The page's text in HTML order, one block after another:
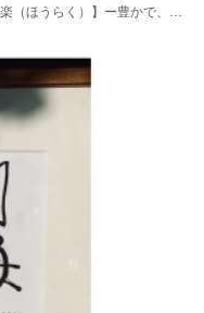
（ほうらく）】ー豊かで、…